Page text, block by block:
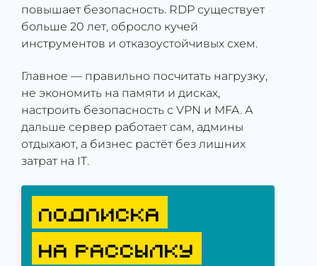
повышает безопасность. RDP существует
больше 20 лет, обросло кучей
инструментов и отказоустойчивых схем.
Главное — правильно посчитать нагрузку,
не экономить на памяти и дисках,
настроить безопасность с VPN и MFA. А
дальше сервер работает сам, админы
отдыхают, а бизнес растёт без лишних
затрат на IT.
ПОДПИСКА
НА РАССЫЛКУ